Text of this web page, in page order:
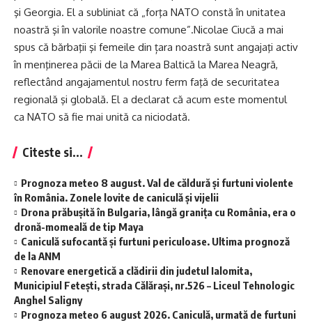
şi Georgia. El a subliniat că „forţa NATO constă în unitatea
noastră şi în valorile noastre comune”.Nicolae Ciucă a mai
spus că bărbaţii şi femeile din țara noastră sunt angajaţi activ
în menţinerea păcii de la Marea Baltică la Marea Neagră,
reflectând angajamentul nostru ferm faţă de securitatea
regională şi globală. El a declarat că acum este momentul
ca NATO să fie mai unită ca niciodată.
Citeste si...
Prognoza meteo 8 august. Val de căldură și furtuni violente
în România. Zonele lovite de caniculă și vijelii
Drona prăbușită în Bulgaria, lângă granița cu România, era o
dronă-momeală de tip Maya
Caniculă sufocantă și furtuni periculoase. Ultima prognoză
de la ANM
Renovare energetică a clădirii din judetul Ialomita,
Municipiul Fetești, strada Călărași, nr.526 – Liceul Tehnologic
Anghel Saligny
Prognoza meteo 6 august 2026. Caniculă, urmată de furtuni